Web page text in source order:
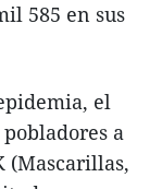
585 en sus
el
a
(Mascarillas,